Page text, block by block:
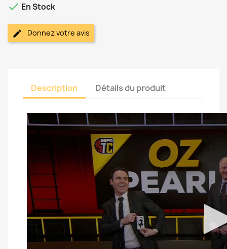
 En Stock
Donnez votre avis
Description Détails du produit